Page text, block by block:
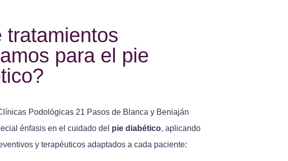
tratamientos
para el pie
Podológicas 21 Pasos de Blanca y Beniaján
énfasis en el cuidado del pie diabético, aplicando
y terapéuticos adaptados a cada paciente: